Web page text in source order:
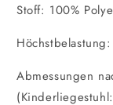
Stoff: 100%
Abmessungen